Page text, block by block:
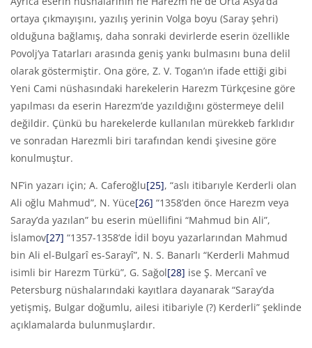
ortaya çıkmayışını, yazılış yerinin Volga boyu (Saray şehri)
olduğuna bağlamış, daha sonraki devirlerde eserin özellikle
Povolj’ya Tatarları arasında geniş yankı bulmasını buna delil
olarak göstermiştir. Ona göre, Z. V. Togan’ın ifade ettiği gibi
Yeni Cami nüshasındaki harekelerin Harezm Türkçesine göre
yapılması da eserin Harezm’de yazıldığını göstermeye delil
değildir. Çünkü bu harekelerde kullanılan mürekkeb farklıdır
ve sonradan Harezmli biri tarafından kendi şivesine göre
konulmuştur.
NF’in yazarı için; A. Caferoğlu[25], “aslı itibarıyle Kerderli olan
Ali oğlu Mahmud”, N. Yüce[26] “1358’den önce Harezm veya
Saray’da yazılan” bu eserin müellifini “Mahmud bin Ali”,
İslamov[27] “1357-1358’de İdil boyu yazarlarından Mahmud
bin Ali el-Bulgarî es-Sarayî”, N. S. Banarlı “Kerderli Mahmud
isimli bir Harezm Türkü”, G. Sağol[28] ise Ş. Mercanî ve
Petersburg nüshalarındaki kayıtlara dayanarak “Saray’da
yetişmiş, Bulgar doğumlu, ailesi itibariyle (?) Kerderli” şeklinde
açıklamalarda bulunmuşlardır.